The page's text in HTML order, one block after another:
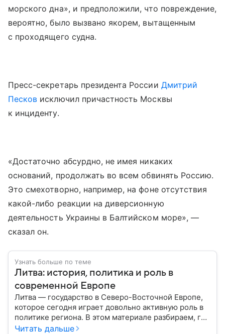
морского дна», и предположили, что повреждение,
вероятно, было вызвано якорем, вытащенным
с проходящего судна.
Пресс-секретарь президента России Дмитрий
Песков исключил причастность Москвы
к инциденту.
«Достаточно абсурдно, не имея никаких
оснований, продолжать во всем обвинять Россию.
Это смехотворно, например, на фоне отсутствия
какой-либо реакции на диверсионную
деятельность Украины в Балтийском море», —
сказал он.
Узнать больше по теме
Литва: история, политика и роль в
современной Европе
Литва — государство в Северо-Восточной Европе,
которое сегодня играет довольно активную роль в
политике региона. В этом материале разбираем, где
находится Литва, как она формировалась
Читать дальше